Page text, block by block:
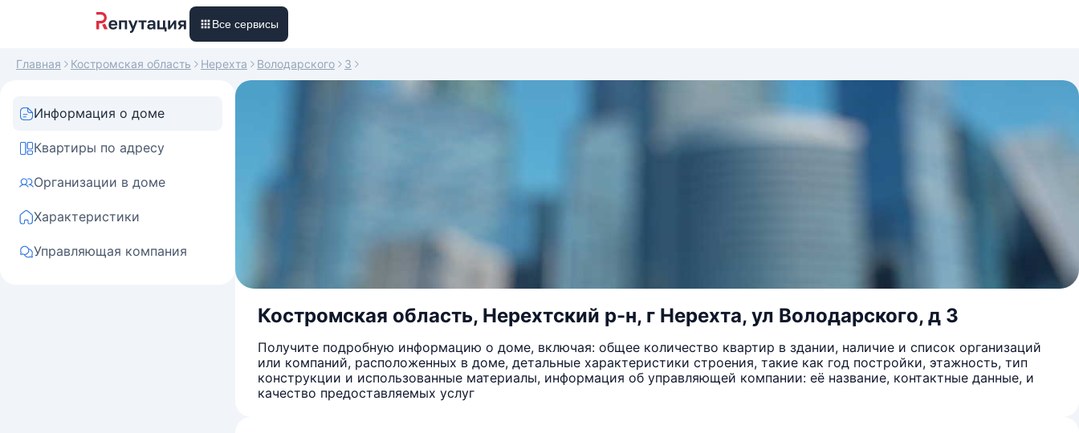
Все сервисы
Главная Костромская область Нерехта Володарского 3
Информация о доме
Квартиры по адресу
Организации в доме
Характеристики
Управляющая компания
Костромская область, Нерехтский р-н, г Нерехта, ул Володарского, д 3
Получите подробную информацию о доме, включая: общее количество квартир в здании, наличие и список организаций
или компаний, расположенных в доме, детальные характеристики строения, такие как год постройки, этажность, тип
конструкции и использованные материалы, информация об управляющей компании: её название, контактные данные, и
качество предоставляемых услуг